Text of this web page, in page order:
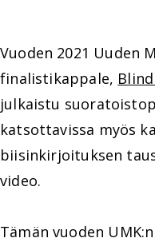
Vuoden 2021 Uuden
finalistikappale,
julkaistu
katsottavissa myös
biisinkirjoituksen
video.
Tämän vuoden